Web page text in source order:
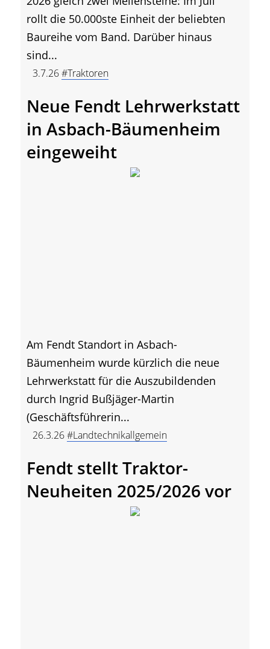
rollt die 50.000ste Einheit der beliebten
Baureihe vom Band. Darüber hinaus
sind...
3.7.26#Traktoren
Neue Fendt Lehrwerkstatt
in Asbach-Bäumenheim
eingeweiht
Am Fendt Standort in Asbach-
Bäumenheim wurde kürzlich die neue
Lehrwerkstatt für die Auszubildenden
durch Ingrid Bußjäger-Martin
(Geschäftsführerin...
26.3.26#Landtechnikallgemein
Fendt stellt Traktor-
Neuheiten 2025/2026 vor